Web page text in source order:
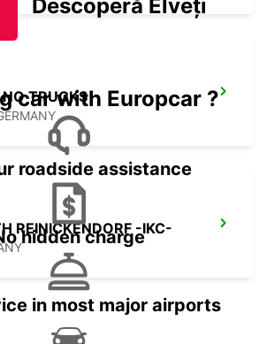
TRUCKS
REINICKENDORF -IKC-
Descoperă Elveția
car with Europcar ?
roadside assistance
hidden charge
in most major airports